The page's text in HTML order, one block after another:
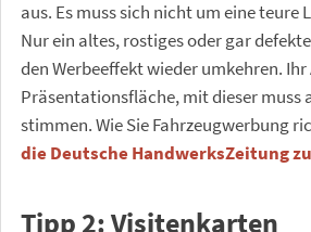
aus. Es muss sich nicht um eine teure
Nur ein altes, rostiges oder gar
den Werbeeffekt wieder umkehren.
Präsentationsfläche, mit dieser muss
stimmen. Wie Sie Fahrzeugwerbung
die Deutsche HandwerksZeitung
Tipp 2: Visitenkarten